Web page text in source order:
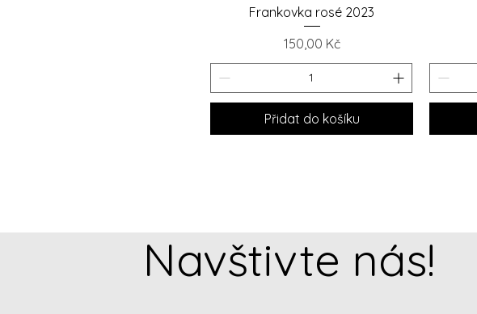
Rychlý náhled
Frankovka rosé 2023
Cena
150,00 Kč
Přidat do košíku
Navštivte nás!